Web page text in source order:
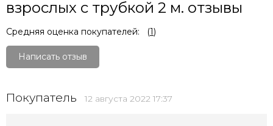
взрослых с трубкой 2 м. отзывы
Средняя оценка покупателей: (1)
Написать отзыв
Покупатель 12 августа 2022 17:37